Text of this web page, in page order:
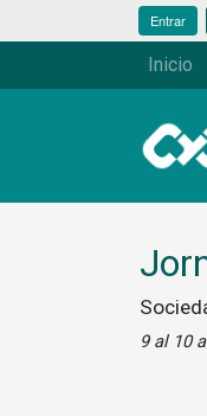
Entrar
Inicio
9 al 10